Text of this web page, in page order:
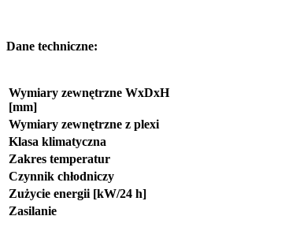
Dane techniczne:
Wymiary zewnętrzne WxDxH
[mm]
Wymiary zewnętrzne z plexi
Klasa klimatyczna
Zakres temperatur
Czynnik chłodniczy
Zużycie energii [kW/24 h]
Zasilanie